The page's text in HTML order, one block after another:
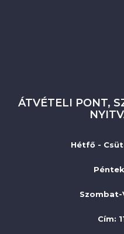
ÁTVÉTELI PONT,
Hétfő -
Szombat-
Cím: